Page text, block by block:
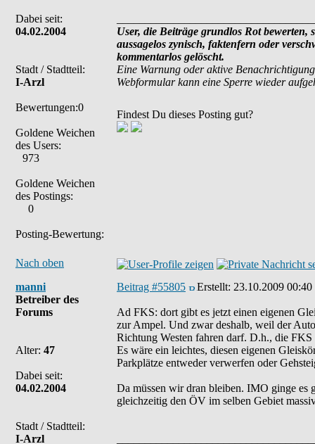
Dabei seit:
04.02.2004
Stadt / Stadtteil:
I-Arzl
Bewertungen:0
Goldene Weichen
des Users:
973
Goldene Weichen
des Postings:
0
Posting-Bewertung:
User, die Beiträge grundlos Rot
aussagelos zynisch, faktenfern oder
kommentarlos gelöscht.
Eine Warnung oder aktive
Webformular kann eine Sperre wieder
Findest Du dieses Posting gut?
Nach oben
manni
Betreiber des
Forums
Alter: 47
Dabei seit:
04.02.2004
Stadt / Stadtteil:
I-Arzl
Beitrag #55805 Erstellt: 23.10.2009 00:40
Ad FKS: dort gibt es jetzt einen eigenen
zur Ampel. Und zwar deshalb, weil der
Richtung Westen fahren darf. D.h., die
Es wäre ein leichtes, diesen eigenen
Parkplätze entweder verwerfen oder
Da müssen wir dran bleiben. IMO ginge es
gleichzeitig den ÖV im selben Gebiet